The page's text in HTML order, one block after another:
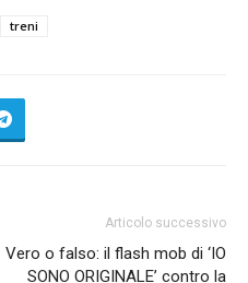
treni
Articolo successivo
Vero o falso: il flash mob di ‘IO
SONO ORIGINALE’ contro la